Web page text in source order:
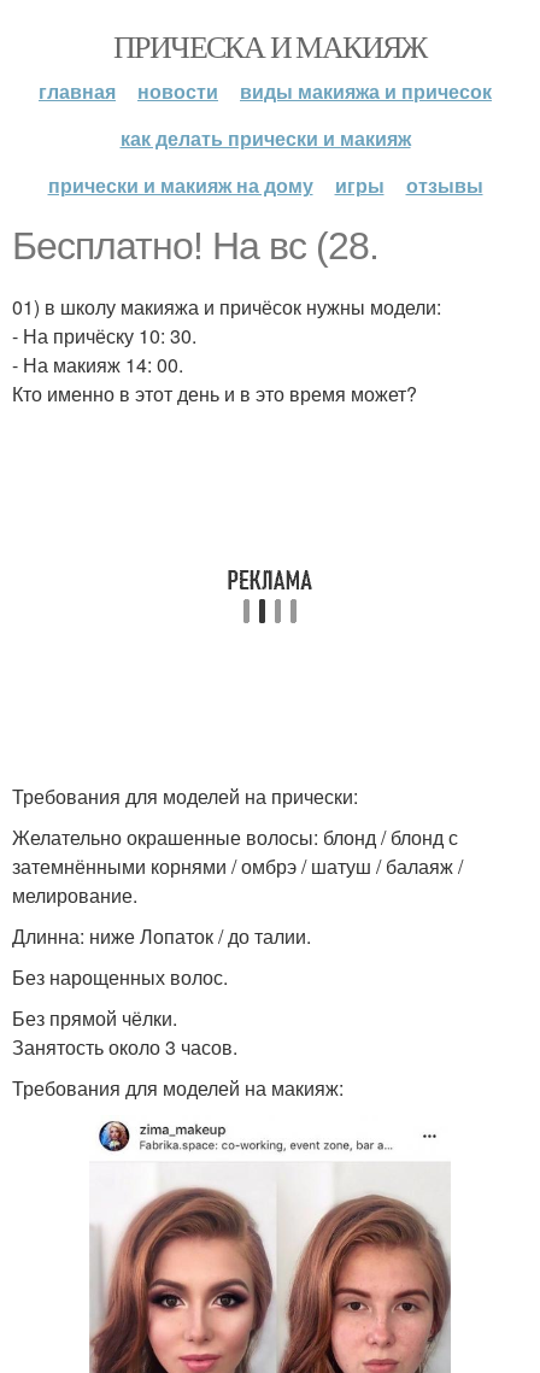
ПРИЧЕСКА И МАКИЯЖ
главная новости
виды макияжа и причесок
как делать прически и макияж
прически и макияж на дому
игры отзывы
Бесплатно! На вс (28.
01) в школу макияжа и причёсок нужны модели:
- На причёску 10: 30.
- На макияж 14: 00.
Кто именно в этот день и в это время может?
Требования для моделей на прически:
Желательно окрашенные волосы: блонд / блонд с
затемнёнными корнями / омбрэ / шатуш / балаяж /
мелирование.
Длинна: ниже Лопаток / до талии.
Без нарощенных волос.
Без прямой чёлки.
Занятость около 3 часов.
Требования для моделей на макияж: